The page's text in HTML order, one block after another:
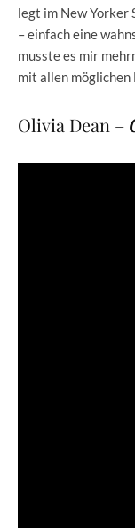
legt im New Yorker
– einfach eine
musste es mir
mit allen möglichen
Olivia Dean –